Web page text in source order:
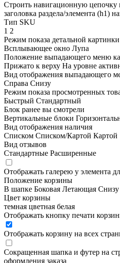
Строить навигационную цепочку
заголовка раздела/элемента (h1)
Тип SKU
1 2
Режим показа детальной картинки
Всплывающее окно Лупа
Положение выпадающего меню
Прижато к верху На уровне
Вид отображения выпадающего
Справа Снизу
Режим показа просмотренных
Быстрый Стандартный
Блок ранее вы смотрели
Вертикальные блоки
Вид отображения наличия
Списком Списком/Картой Картой
Вид отзывов
Стандартные Расширенные
Отображать галерею у элемента
Положение корзины
В шапке Боковая Летающая Снизу
Цвет корзины
темная цветная белая
Отображать кнопку печати
Отображать корзину на всех
Сокращенная шапка и футер на
оформления заказа